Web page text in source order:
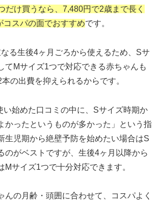
だけ買うなら、7,480円で2歳まで長く
コスパの面でおすすめです。
る生後4ヶ月ごろから使えるため、Sサ
てMサイズ1つで対応できる赤ちゃんも
の出費を抑えられるからです。
い始めた口コミの中に、Sサイズ時期か
かったというものが多かった」という指
生児期から絶壁予防を始めたい場合はS
のがベストですが、生後4ヶ月以降から
Mサイズ1つで十分対応できます。
んの月齢・頭囲に合わせて、コスパよく